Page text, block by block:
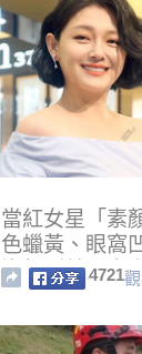
當紅女星「素
色蠟黃、眼窩
沒想到差最多
4721